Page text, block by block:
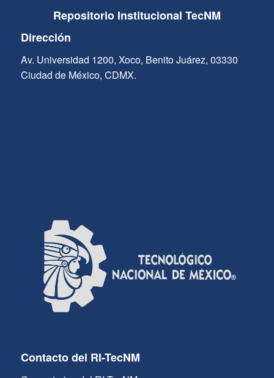
Repositorio Institucional TecNM
Dirección
Av. Universidad 1200, Xoco, Benito Juárez, 03330
Ciudad de México, CDMX.
Contacto del RI-TecNM